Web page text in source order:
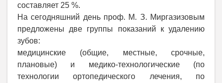
составляет 25 %.
На сегодняшний день проф. М. З. Миргазизовым
предложены две группы показаний к удалению
зубов:
медицинские (общие, местные, срочные,
плановые) и медико-технологические (по
технологии ортопедического лечения, по